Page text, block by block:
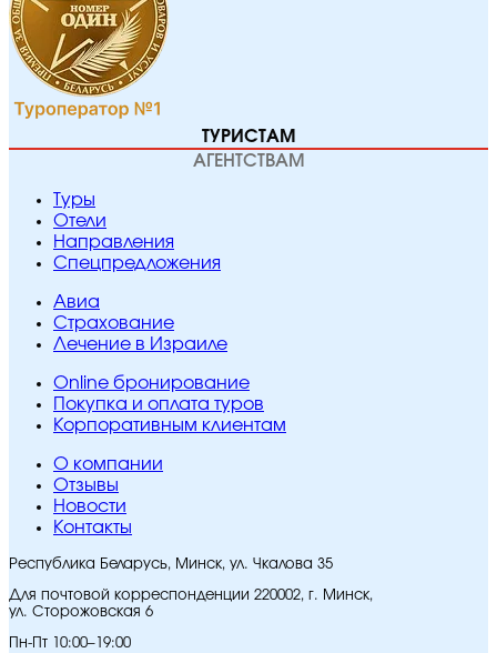
ТУРИСТАМ
АГЕНТСТВАМ
Туры
Отели
Направления
Спецпредложения
Авиа
Страхование
Лечение в Израиле
Online бронирование
Покупка и оплата туров
Корпоративным клиентам
O компании
Отзывы
Новости
Контакты
Республика Беларусь, Минск, ул. Чкалова 35
Для почтовой корреспонденции 220002, г. Минск,
ул. Сторожовская 6
Пн-Пт 10:00–19:00